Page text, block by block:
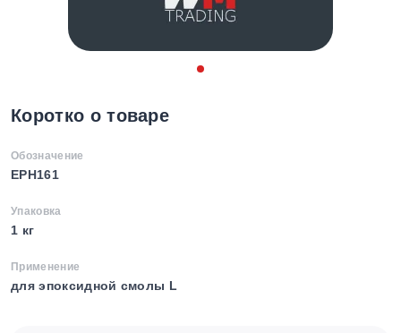
Коротко о товаре
Обозначение
EPH161
Упаковка
1 кг
Применение
для эпоксидной смолы L